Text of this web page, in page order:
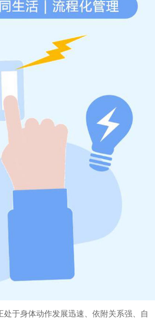
于身体动作发展迅速、依附关系强、自